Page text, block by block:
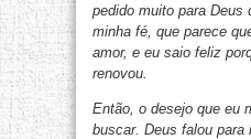
pedido muito para Deus
minha fé, que parece
amor, e eu saio feliz
renovou.
Então, o desejo que eu
buscar. Deus falou